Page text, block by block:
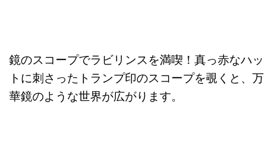
鏡のスコープでラビリンスを満喫！真っ赤なハッ
トに刺さったトランプ印のスコープを覗くと、万
華鏡のような世界が広がります。